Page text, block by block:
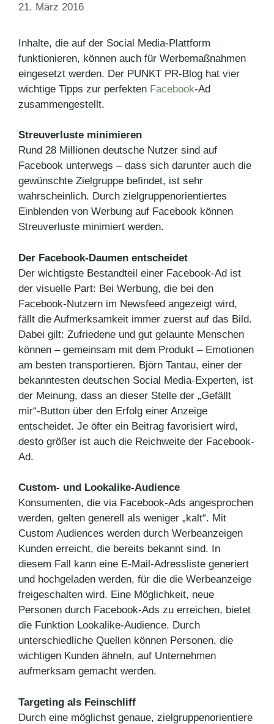
21. März 2016
Inhalte, die auf der Social Media-Plattform
funktionieren, können auch für Werbemaßnahmen
eingesetzt werden. Der PUNKT PR-Blog hat vier
wichtige Tipps zur perfekten Facebook-Ad
zusammengestellt.
Streuverluste minimieren
Rund 28 Millionen deutsche Nutzer sind auf
Facebook unterwegs – dass sich darunter auch die
gewünschte Zielgruppe befindet, ist sehr
wahrscheinlich. Durch zielgruppenorientiertes
Einblenden von Werbung auf Facebook können
Streuverluste minimiert werden.
Der Facebook-Daumen entscheidet
Der wichtigste Bestandteil einer Facebook-Ad ist
der visuelle Part: Bei Werbung, die bei den
Facebook-Nutzern im Newsfeed angezeigt wird,
fällt die Aufmerksamkeit immer zuerst auf das Bild.
Dabei gilt: Zufriedene und gut gelaunte Menschen
können – gemeinsam mit dem Produkt – Emotionen
am besten transportieren. Björn Tantau, einer der
bekanntesten deutschen Social Media-Experten, ist
der Meinung, dass an dieser Stelle der „Gefällt
mir“-Button über den Erfolg einer Anzeige
entscheidet. Je öfter ein Beitrag favorisiert wird,
desto größer ist auch die Reichweite der Facebook-
Ad.
Custom- und Lookalike-Audience
Konsumenten, die via Facebook-Ads angesprochen
werden, gelten generell als weniger „kalt“. Mit
Custom Audiences werden durch Werbeanzeigen
Kunden erreicht, die bereits bekannt sind. In
diesem Fall kann eine E-Mail-Adressliste generiert
und hochgeladen werden, für die die Werbeanzeige
freigeschalten wird. Eine Möglichkeit, neue
Personen durch Facebook-Ads zu erreichen, bietet
die Funktion Lookalike-Audience. Durch
unterschiedliche Quellen können Personen, die
wichtigen Kunden ähneln, auf Unternehmen
aufmerksam gemacht werden.
Targeting als Feinschliff
Durch eine möglichst genaue, zielgruppenorientiere